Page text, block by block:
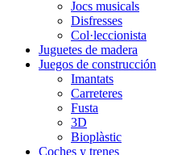
Jocs musicals
Disfresses
Col·leccionista
Juguetes de madera
Juegos de construcción
Imantats
Carreteres
Fusta
3D
Bioplàstic
Coches y trenes